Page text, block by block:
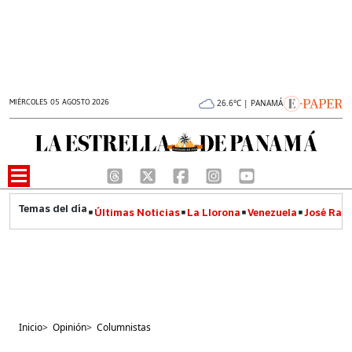
MIÉRCOLES 05 AGOSTO 2026 26.6°C | PANAMÁ
Últimas Noticias La Llorona Venezuela José
Inicio> Opinión> Columnistas